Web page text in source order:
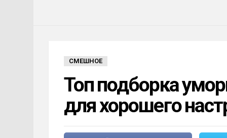
СМЕШНОЕ
Топ подборка
для хорошего